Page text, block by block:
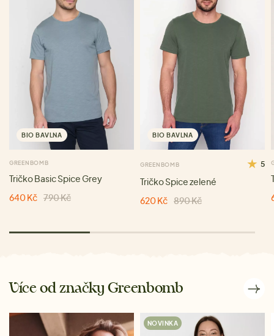
BIO BAVLNA
GREENBOMB
Tričko Basic Spice Grey
640 Kč 790 Kč
BIO BAVLNA
GREENBOMB 5
Tričko Spice zelené
620 Kč 890 Kč
Více od značky Greenbomb
NOVINKA